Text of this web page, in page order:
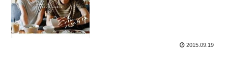
2015.09.19